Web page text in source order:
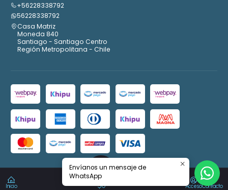
Inicio
0
$0 AccesoContacto
+56228338792
56228338792
Casa Matriz
Moneda 840
Santiago - Santiago Centro
Región Metropolitana - Chile
2026 Magic4ever.
Todos los derechos reservados.
Desarrollado por Jumpseller.
Envíanos un mensaje de
WhatsApp